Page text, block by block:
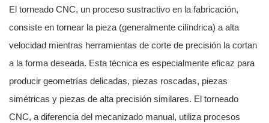
El torneado CNC, un proceso sustractivo en la fabricación,
consiste en tornear la pieza (generalmente cilíndrica) a alta
velocidad mientras herramientas de corte de precisión la cortan
a la forma deseada. Esta técnica es especialmente eficaz para
producir geometrías delicadas, piezas roscadas, piezas
simétricas y piezas de alta precisión similares. El torneado
CNC, a diferencia del mecanizado manual, utiliza procesos